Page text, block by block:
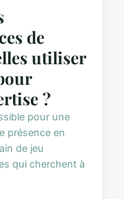
de
utiliser
?
pour une
présence en
de jeu
qui cherchent à